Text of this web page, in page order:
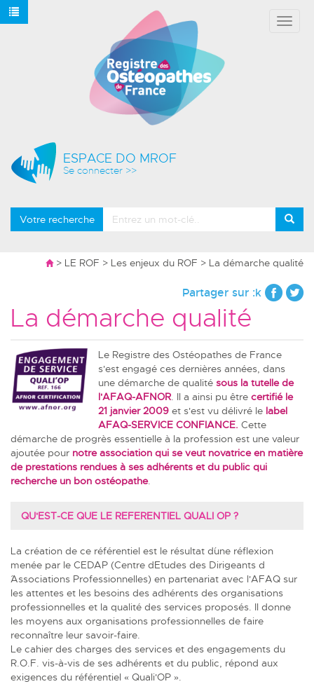
ESPACE DO MROF
Se connecter >>
Votre recherche
> LE ROF > Les enjeux du ROF > La démarche qualité
Partager sur :k
La démarche qualité
Le Registre des Ostéopathes de France
s'est engagé ces dernières années, dans
une démarche de qualitésous la tutelle de
l'AFAQ-AFNOR. Il a ainsi pu êtrecertifié le
21 janvier 2009 et s'est vu délivré le label
AFAQ-SERVICE CONFIANCE. Cette
démarche de progrès essentielle à la profession est une valeur
ajoutée pour notre association qui se veut novatrice en matière
de prestations rendues à ses adhérents et du public qui
recherche un bon ostéopathe.
QU'EST-CE QUE LE REFERENTIEL QUALI OP ?
La création de ce référentiel est le résultat d´une réflexion
menée par le CEDAP (Centre d´Etudes des Dirigeants d
´Associations Professionnelles) en partenariat avec l'AFAQ sur
les attentes et les besoins des adhérents des organisations
professionnelles et la qualité des services proposés. Il donne
les moyens aux organisations professionnelles de faire
reconnaître leur savoir-faire.
Le cahier des charges des services et des engagements du
R.O.F. vis-à-vis de ses adhérents et du public, répond aux
exigences du référentiel « Quali'OP ».